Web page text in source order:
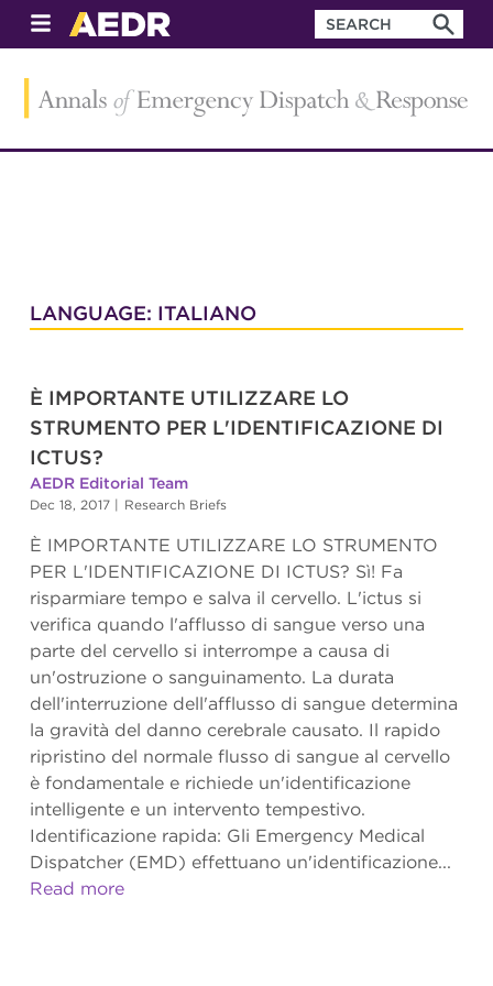
LANGUAGE: ITALIANO
È IMPORTANTE UTILIZZARE LO
STRUMENTO PER L'IDENTIFICAZIONE DI
ICTUS?
AEDR Editorial Team
Dec 18, 2017 | Research Briefs
È IMPORTANTE UTILIZZARE LO STRUMENTO
PER L'IDENTIFICAZIONE DI ICTUS? Sì! Fa
risparmiare tempo e salva il cervello. L'ictus si
verifica quando l'afflusso di sangue verso una
parte del cervello si interrompe a causa di
un'ostruzione o sanguinamento. La durata
dell'interruzione dell'afflusso di sangue determina
la gravità del danno cerebrale causato. Il rapido
ripristino del normale flusso di sangue al cervello
è fondamentale e richiede un'identificazione
intelligente e un intervento tempestivo.
Identificazione rapida: Gli Emergency Medical
Dispatcher (EMD) effettuano un'identificazione...
Read more